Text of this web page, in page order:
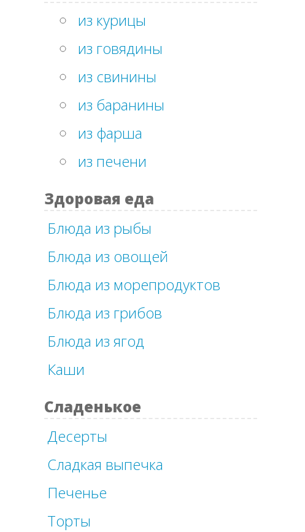
из курицы
из говядины
из свинины
из баранины
из фарша
из печени
Здоровая еда
Блюда из рыбы
Блюда из овощей
Блюда из морепродуктов
Блюда из грибов
Блюда из ягод
Каши
Сладенькое
Десерты
Сладкая выпечка
Печенье
Торты